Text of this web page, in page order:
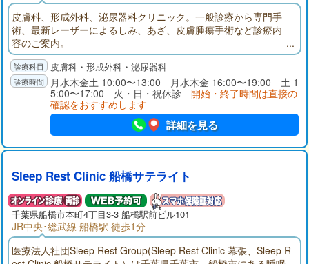
皮膚科、形成外科、泌尿器科クリニック。一般診療から専門手
術、最新レーザーによるしみ、あざ、皮膚腫瘍手術など診療内
容のご案内。
皮膚科・形成外科・泌尿器科
月水木金土 10:00〜13:00 月水木金 16:00〜19:00 土 1
5:00〜17:00 火・日・祝休診 開始・終了時間は直接の
確認をおすすめします
詳細を見る
Sleep Rest Clinic 船橋サテライト
千葉県船橋市本町4丁目3-3 船橋駅前ビル101
JR中央･総武線 船橋駅 徒歩1分
医療法人社団Sleep Rest Group(Sleep Rest Clinic 幕張、Sleep R